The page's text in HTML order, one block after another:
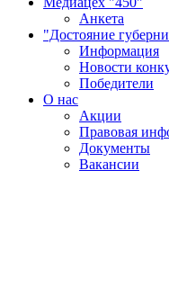
Анкета
"Достояние
Информация
Новости
Победители
О нас
Акции
Правовая
Документы
Вакансии